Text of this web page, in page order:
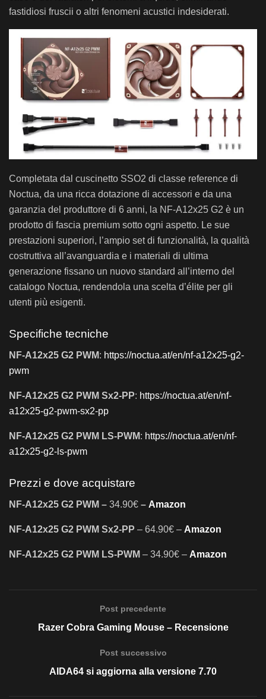
fastidiosi fruscii o altri fenomeni acustici indesiderati.
Completata dal cuscinetto SSO2 di classe reference di
Noctua, da una ricca dotazione di accessori e da una
garanzia del produttore di 6 anni, la NF-A12x25 G2 è un
prodotto di fascia premium sotto ogni aspetto. Le sue
prestazioni superiori, l’ampio set di funzionalità, la qualità
costruttiva all’avanguardia e i materiali di ultima
generazione fissano un nuovo standard all’interno del
catalogo Noctua, rendendola una scelta d’élite per gli
utenti più esigenti.
Specifiche tecniche
NF-A12x25 G2 PWM: https://noctua.at/en/nf-a12x25-g2-
pwm
NF-A12x25 G2 PWM Sx2-PP: https://noctua.at/en/nf-
a12x25-g2-pwm-sx2-pp
NF-A12x25 G2 PWM LS-PWM: https://noctua.at/en/nf-
a12x25-g2-ls-pwm
Prezzi e dove acquistare
NF-A12x25 G2 PWM – 34.90€ – Amazon
NF-A12x25 G2 PWM Sx2-PP – 64.90€ – Amazon
NF-A12x25 G2 PWM LS-PWM – 34.90€ – Amazon
Post precedente
Razer Cobra Gaming Mouse – Recensione
Post successivo
AIDA64 si aggiorna alla versione 7.70